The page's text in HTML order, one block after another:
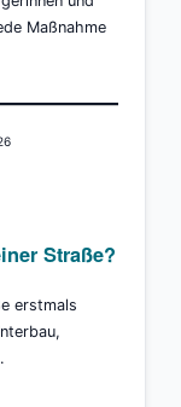
Maßnahme
Straße?
erstmals